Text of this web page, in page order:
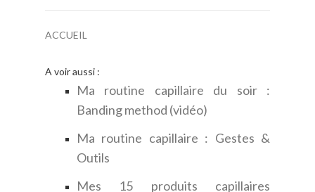
ACCUEIL
A voir aussi :
Ma routine capillaire du soir :
Banding method (vidéo)
Ma routine capillaire : Gestes &
Outils
Mes 15 produits capillaires